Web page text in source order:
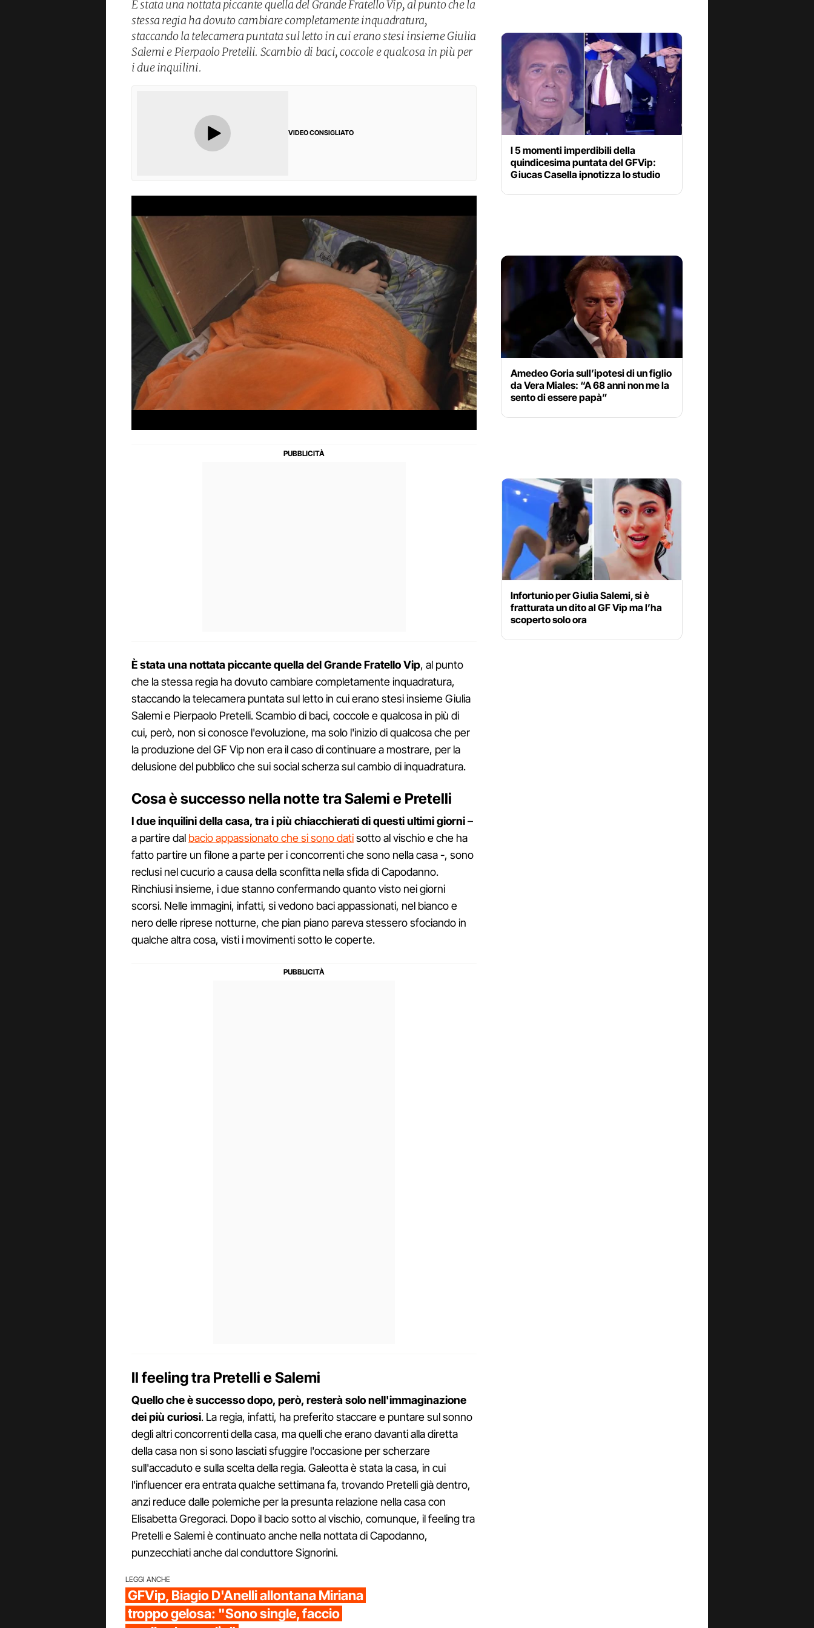
È stata una nottata piccante quella del Grande Fratello Vip, al punto che la
stessa regia ha dovuto cambiare completamente inquadratura,
staccando la telecamera puntata sul letto in cui erano stesi insieme Giulia
Salemi e Pierpaolo Pretelli. Scambio di baci, coccole e qualcosa in più per
i due inquilini.
VIDEO CONSIGLIATO
È stata una nottata piccante quella del Grande Fratello Vip, al punto
che la stessa regia ha dovuto cambiare completamente inquadratura,
staccando la telecamera puntata sul letto in cui erano stesi insieme Giulia
Salemi e Pierpaolo Pretelli. Scambio di baci, coccole e qualcosa in più di
cui, però, non si conosce l'evoluzione, ma solo l'inizio di qualcosa che per
la produzione del GF Vip non era il caso di continuare a mostrare, per la
delusione del pubblico che sui social scherza sul cambio di inquadratura.
Cosa è successo nella notte tra Salemi e Pretelli
I due inquilini della casa, tra i più chiacchierati di questi ultimi giorni–
a partire dal bacio appassionato che si sono datisotto al vischio e che ha
fatto partire un filone a parte per i concorrenti che sono nella casa -, sono
reclusi nel cucurio a causa della sconfitta nella sfida di Capodanno.
Rinchiusi insieme, i due stanno confermando quanto visto nei giorni
scorsi. Nelle immagini, infatti, si vedono baci appassionati, nel bianco e
nero delle riprese notturne, che pian piano pareva stessero sfociando in
qualche altra cosa, visti i movimenti sotto le coperte.
Il feeling tra Pretelli e Salemi
Quello che è successo dopo, però, resterà solo nell'immaginazione
dei più curiosi. La regia, infatti, ha preferito staccare e puntare sul sonno
degli altri concorrenti della casa, ma quelli che erano davanti alla diretta
della casa non si sono lasciati sfuggire l'occasione per scherzare
sull'accaduto e sulla scelta della regia. Galeotta è stata la casa, in cui
l'influencer era entrata qualche settimana fa, trovando Pretelli già dentro,
anzi reduce dalle polemiche per la presunta relazione nella casa con
Elisabetta Gregoraci. Dopo il bacio sotto al vischio, comunque, il feeling tra
Pretelli e Salemi è continuato anche nella nottata di Capodanno,
punzecchiati anche dal conduttore Signorini.
LEGGI ANCHE
GFVip, Biagio D'Anelli allontana Miriana
troppo gelosa: "Sono single, faccio
I 5 momenti imperdibili della
quindicesima puntata del GFVip:
Giucas Casella ipnotizza lo studio
Amedeo Goria sull’ipotesi di un figlio
da Vera Miales: “A 68 anni non me la
sento di essere papà”
Infortunio per Giulia Salemi, si è
fratturata un dito al GF Vip ma l’ha
scoperto solo ora